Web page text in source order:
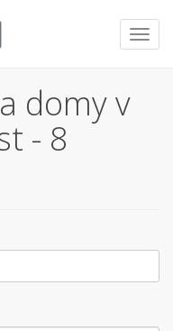
domy v
- 8